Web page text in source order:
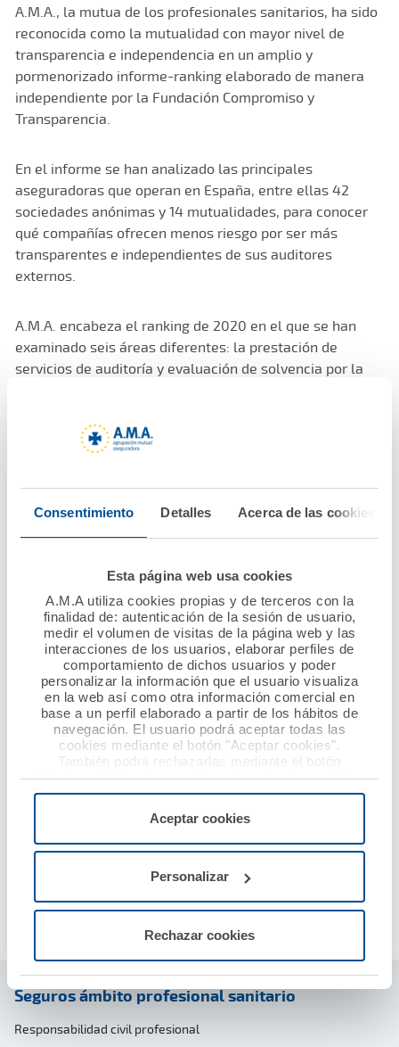
Consentimiento Detalles Acerca de las cookies
Esta página web usa cookies
A.M.A utiliza cookies propias y de terceros con la
finalidad de: autenticación de la sesión de usuario,
medir el volumen de visitas de la página web y las
interacciones de los usuarios, elaborar perfiles de
comportamiento de dichos usuarios y poder
personalizar la información que el usuario visualiza
en la web así como otra información comercial en
base a un perfil elaborado a partir de los hábitos de
navegación. El usuario podrá aceptar todas las
cookies mediante el botón "Aceptar cookies".
También podrá rechazarlas mediante el botón
"Rechazar", donde se rechazarán todas las cookies
menos las necesarias para permitir el acceso a los
configurarlas usando el botón “Personalizar".
Aceptar cookies
Personalizar
Rechazar cookies
A.M.A., la mutua de los profesionales sanitarios, ha sido
reconocida como la mutualidad con mayor nivel de
transparencia e independencia en un amplio y
pormenorizado informe-ranking elaborado de manera
independiente por la Fundación Compromiso y
Transparencia.
En el informe se han analizado las principales
aseguradoras que operan en España, entre ellas 42
sociedades anónimas y 14 mutualidades, para conocer
qué compañías ofrecen menos riesgo por ser más
transparentes e independientes de sus auditores
externos.
A.M.A. encabeza el ranking de 2020 en el que se han
examinado seis áreas diferentes: la prestación de
servicios de auditoría y evaluación de solvencia por la
órgano de gobierno en la evaluación del informe de
solvencia; el porcentaje de ingresos por servicios
trata, por tanto, de un análisis exhaustivo en el que la
mutua de los profesionales sanitarios ha acreditado la
Según los datos recabados por la Fundación
Compromiso y Transparencia, entre las 56 aseguradoras
analizadas sorprende que haya todavía 33 que no
publican en la web las cuentas anuales individuales ni
los correspondientes informes de auditoría.
En opinión del Dr. Diego Murillo, presidente de honor de
corroborar el trabajo y el esfuerzo del Consejo de
Administración de nuestra mutua por la transparencia y
la evaluación de la solvencia. Siempre nos hemos
ocupado de incrementar los canales de información
porque el alineamiento con los mutualistas es uno de
nuestros principales valores diferenciales”.
Seguros ámbito profesional sanitario
Responsabilidad civil profesional